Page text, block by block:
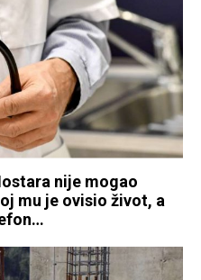
nije mogao
mu je ovisio život, a